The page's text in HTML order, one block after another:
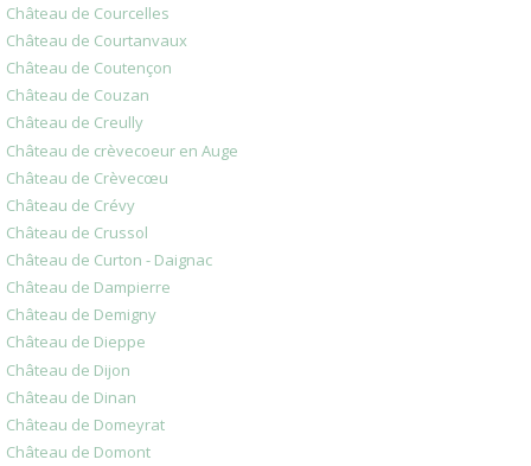
Château de Courcelles
Château de Courtanvaux
Château de Coutençon
Château de Couzan
Château de Creully
Château de crèvecoeur en Auge
Château de Crèvecœu
Château de Crévy
Château de Crussol
Château de Curton - Daignac
Château de Dampierre
Château de Demigny
Château de Dieppe
Château de Dijon
Château de Dinan
Château de Domeyrat
Château de Domont